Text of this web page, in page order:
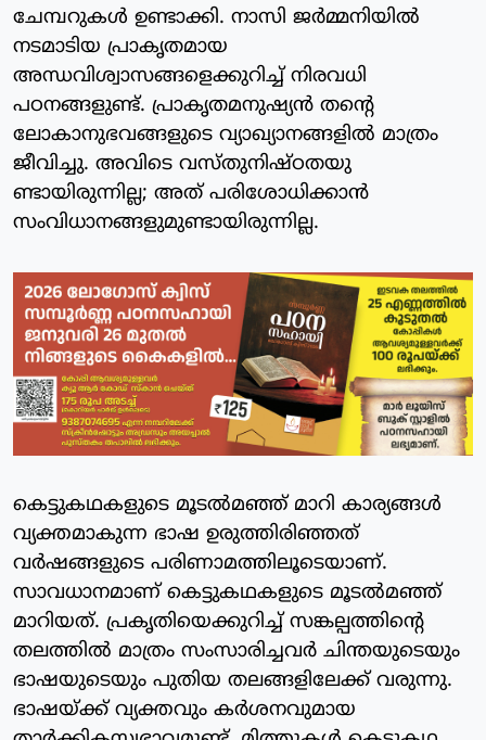
ചേമ്പറുകൾ ഉണ്ടാക്കി. നാസി ജർമ്മനിയിൽ
നടമാടിയ പ്രാകൃതമായ
അന്ധവിശ്വാസങ്ങളെക്കുറിച്ച് നിരവധി
പഠനങ്ങളുണ്ട്. പ്രാകൃതമനുഷ്യൻ തന്റെ
ലോകാനുഭവങ്ങളുടെ വ്യാഖ്യാനങ്ങളിൽ മാത്രം
ജീവിച്ചു. അവിടെ വസ്തുനിഷ്ഠതയു
ണ്ടായിരുന്നില്ല; അത് പരിശോധിക്കാൻ
സംവിധാനങ്ങളുമുണ്ടായിരുന്നില്ല.
കെട്ടുകഥകളുടെ മൂടൽമഞ്ഞ് മാറി കാര്യങ്ങൾ
വ്യക്തമാകുന്ന ഭാഷ ഉരുത്തിരിഞ്ഞത്
വർഷങ്ങളുടെ പരിണാമത്തിലൂടെയാണ്.
സാവധാനമാണ് കെട്ടുകഥകളുടെ മൂടൽമഞ്ഞ്
മാറിയത്. പ്രകൃതിയെക്കുറിച്ച് സങ്കല്പത്തിന്റെ
തലത്തിൽ മാത്രം സംസാരിച്ചവർ ചിന്തയുടെയും
ഭാഷയുടെയും പുതിയ തലങ്ങളിലേക്ക് വരുന്നു.
ഭാഷയ്ക്ക് വ്യക്തവും കർശനവുമായ